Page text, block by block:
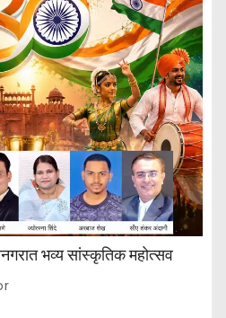
भव्य सांस्कृतिक महोत्सव